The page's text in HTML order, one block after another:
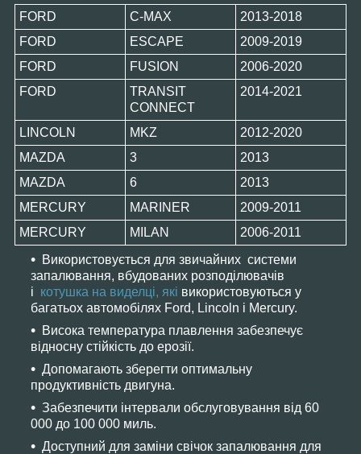
FORD
C-MAX
2013-2018
FORD
ESCAPE
2009-2019
FORD
FUSION
2006-2020
FORD
TRANSIT
CONNECT
2014-2021
LINCOLN MKZ
2012-2020
MAZDA
3
2013
MAZDA
6
2013
MERCURY
MARINER
2009-2011
MERCURY
MILAN
2006-2011
Використовується для звичайних системи
запалювання, вбудованих розподілювачів
і котушка на виделці, які використовуються у
багатьох автомобілях Ford, Lincoln і Mercury.
Висока температура плавлення забезпечує
відносну стійкість до ерозії.
Допомагають зберегти оптимальну
продуктивність двигуна.
Забезпечити інтервали обслуговування від 60
000 до 100 000 миль.
Доступний для заміни свічок запалювання для